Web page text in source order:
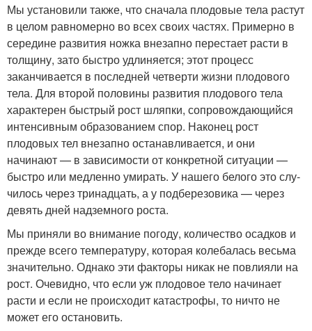
Мы установили также, что сначала плодовые тела растут
в целом равномерно во всех своих частях. Примерно в
середине развития ножка внезапно перестает расти в
толщину, зато быстро удлиня­ется; этот процесс
заканчивается в последней четверти жизни плодового
тела. Для второй половины развития плодового тела
характерен быстрый рост шляпки, сопровождающийся
интенсив­ным образованием спор. Наконец рост
плодовых тел внезапно останавливается, и они
начинают — в зависимости от конкретной ситуации —
быстро или медленно умирать. У нашего белого это слу­
чилось через тринадцать, а у подберезовика — через
девять дней надземного роста.
Мы приняли во внимание погоду, количество осадков и
прежде всего температуру, которая колебалась весьма
значительно. Однако эти факторы никак не повлияли на
рост. Очевидно, что если уж пло­довое тело начинает
расти и если не происходит катастрофы, то ни­что не
может его остановить.